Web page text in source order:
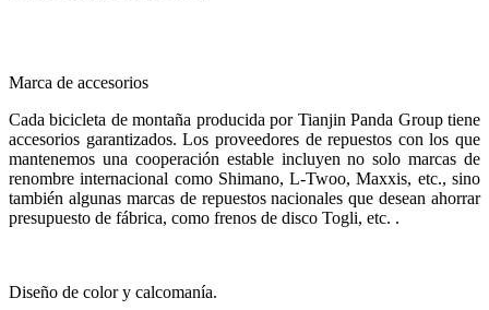
Marca de accesorios
Cada bicicleta de montaña producida por Tianjin Panda Group tiene
accesorios garantizados. Los proveedores de repuestos con los que
mantenemos una cooperación estable incluyen no solo marcas de
renombre internacional como Shimano, L-Twoo, Maxxis, etc., sino
también algunas marcas de repuestos nacionales que desean ahorrar
presupuesto de fábrica, como frenos de disco Togli, etc. .
Diseño de color y calcomanía.